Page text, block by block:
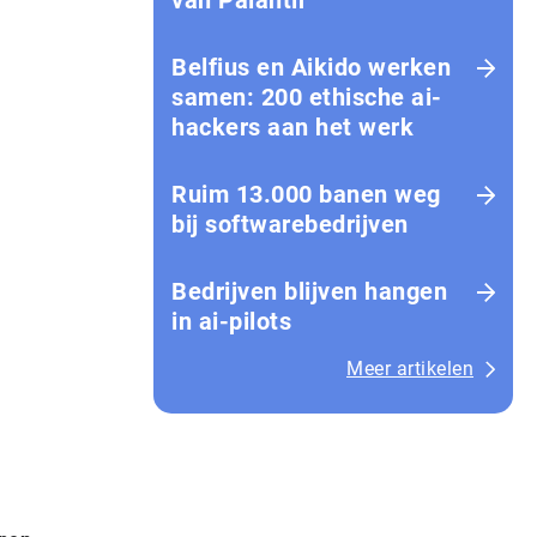
Belfius en Aikido werken
samen: 200 ethische ai-
hackers aan het werk
Ruim 13.000 banen weg
bij softwarebedrijven
Bedrijven blijven hangen
in ai-pilots
Meer artikelen